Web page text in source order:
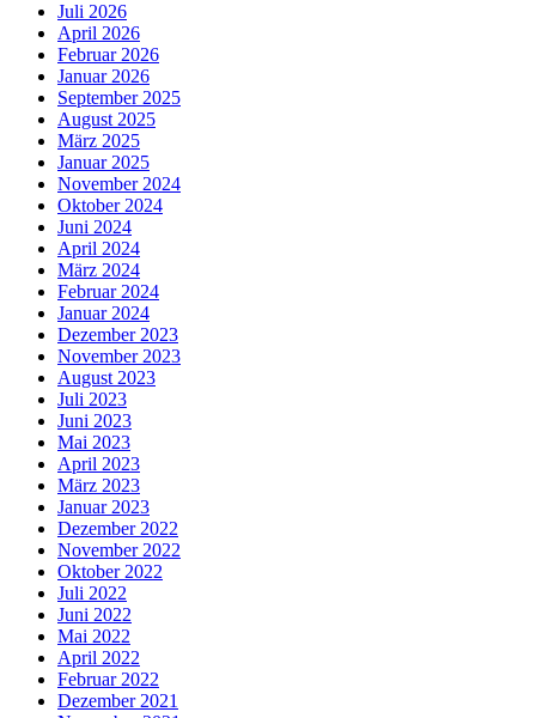
Juli 2026
April 2026
Februar 2026
Januar 2026
September 2025
August 2025
März 2025
Januar 2025
November 2024
Oktober 2024
Juni 2024
April 2024
März 2024
Februar 2024
Januar 2024
Dezember 2023
November 2023
August 2023
Juli 2023
Juni 2023
Mai 2023
April 2023
März 2023
Januar 2023
Dezember 2022
November 2022
Oktober 2022
Juli 2022
Juni 2022
Mai 2022
April 2022
Februar 2022
Dezember 2021